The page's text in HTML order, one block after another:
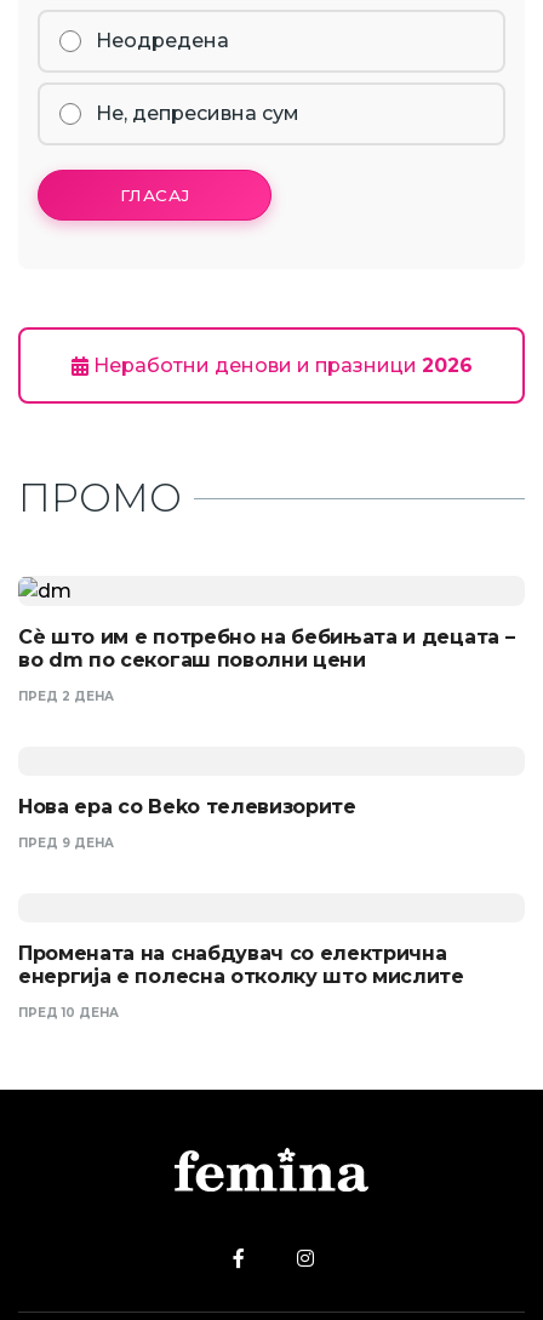
Неодредена
Не, депресивна сум
ГЛАСАЈ
Неработни денови и празници 2026
ПРОМО
Сѐ што им е потребно на бебињата и децата –
во dm по секогаш поволни цени
ПРЕД 2 ДЕНА
Нова ера со Beko телевизорите
ПРЕД 9 ДЕНА
Промената на снабдувач со електрична
енергија е полесна отколку што мислите
ПРЕД 10 ДЕНА